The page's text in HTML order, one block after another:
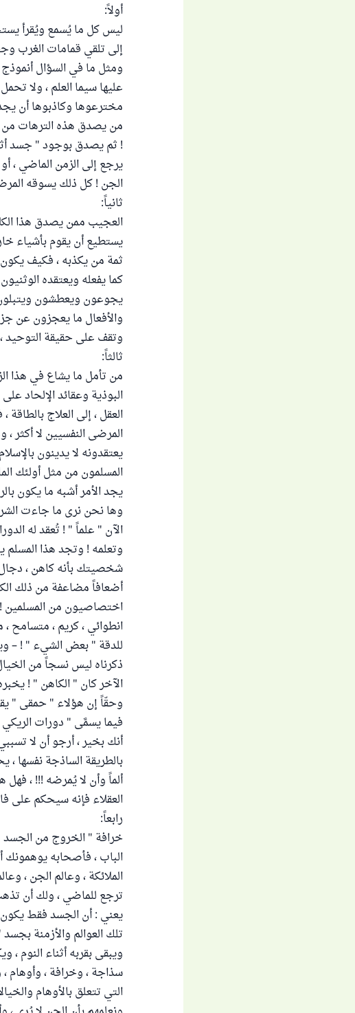
أولاً:
ليس كل ما يُسمع ويُقرأ
إلى تلقي قمامات الغرب
ومثل ما في السؤال أنموذج
عليها سيما العلم ، ولا
مخترعوها وكاذبوها أن
من يصدق هذه الترهات من
! ثم يصدق بوجود " جسد
يرجع إلى الزمن الماضي ،
الجن ! كل ذلك يسوقه
ثانياً:
العجيب ممن يصدق هذا
يستطيع أن يقوم بأشياء
ثمة من يكذبه ، فكيف
كما يفعله ويعتقده
يجوعون ويعطشون ويتبلون
والأفعال ما يعجزون عن
وتقف على حقيقة التوحيد
ثالثاً:
من تأمل ما يشاع في هذا
البوذية وعقائد الإلحاد
العقل ، إلى العلاج
المرضى النفسيين لا أكثر
يعتقدونه لا يدينون
المسلمون من مثل أولئك
يجد الأمر أشبه ما يكون
وها نحن نرى ما جاءت
الآن " علماً " ! تُعقد له
وتعلمه ! وتجد هذا
شخصيتك بأنه كاهن ،
أضعافاً مضاعفة من ذلك
اختصاصيون من المسلمين
انطوائي ، كريم ، متسامح
للدقة " بعض الشيء " ! –
ذكرناه ليس نسجاً من
الآخر كان " الكاهن " !
وحقّاً إن هؤلاء " حمقى "
فيما يسمَّى " دورات
أنك بخير ، أرجو أن لا
بالطريقة الساذجة نفسها
ألماً وأن لا يُمرضه !!! ،
العقلاء فإنه سيحكم على
رابعاً:
خرافة " الخروج من الجسد
الباب ، فأصحابه يوهمونك
الملائكة ، وعالم الجن ،
ترجع للماضي ، ولك أن
يعني : أن الجسد فقط يكون
تلك العوالم والأزمنة
ويبقى بقربه أثناء النوم
سذاجة ، وخرافة ، وأوهام
التي تتعلق بالأوهام